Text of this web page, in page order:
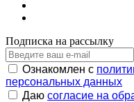
Подписка на рассылку
Ознакомлен с
персональных данных
Даю согласие на